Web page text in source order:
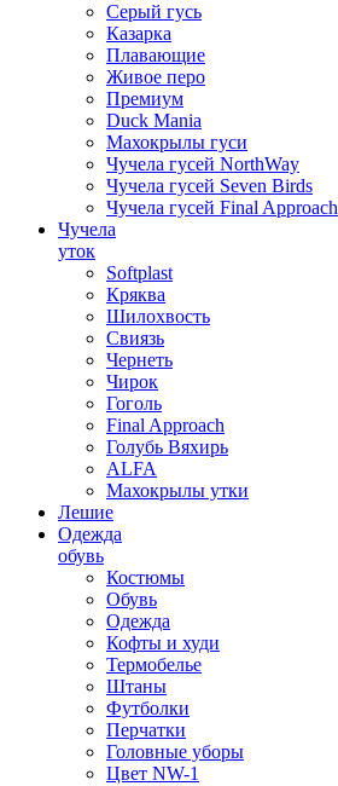
Серый гусь
Казарка
Плавающие
Живое перо
Премиум
Duck Mania
Махокрылы гуси
Чучела гусей NorthWay
Чучела гусей Seven Birds
Чучела гусей Final Approach
Чучела
уток
Softplast
Кряква
Шилохвость
Свиязь
Чернеть
Чирок
Гоголь
Final Approach
Голубь Вяхирь
ALFA
Махокрылы утки
Лешие
Одежда
обувь
Костюмы
Обувь
Одежда
Кофты и худи
Термобелье
Штаны
Футболки
Перчатки
Головные уборы
Цвет NW-1